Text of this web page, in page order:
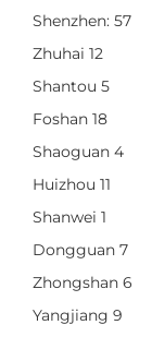
Shenzhen: 57
Zhuhai 12
Shantou 5
Foshan 18
Shaoguan 4
Huizhou 11
Shanwei 1
Dongguan 7
Zhongshan 6
Yangjiang 9